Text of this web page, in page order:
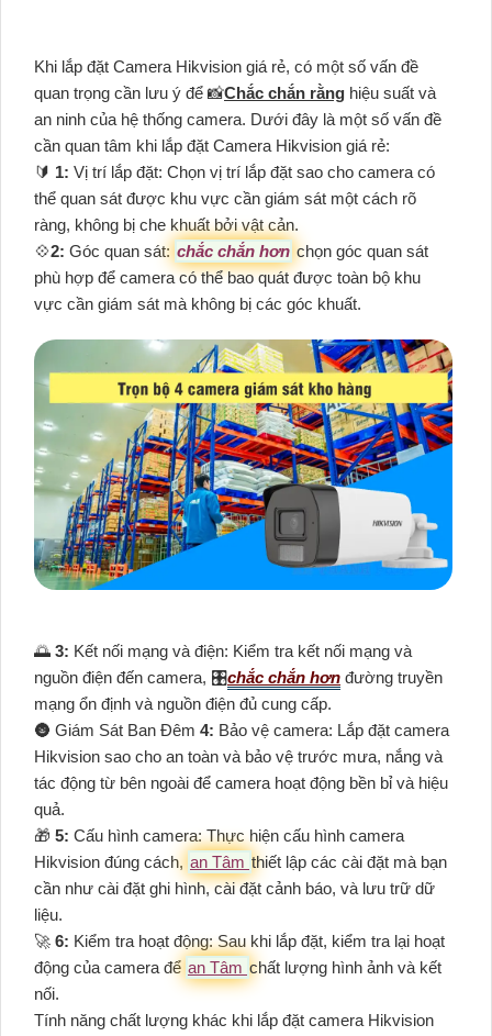
Khi lắp đặt Camera Hikvision giá rẻ, có một số vấn đề
quan trọng cần lưu ý để 📸Chắc chắn rằng hiệu suất và
an ninh của hệ thống camera. Dưới đây là một số vấn đề
cần quan tâm khi lắp đặt Camera Hikvision giá rẻ:
🔰 1: Vị trí lắp đặt: Chọn vị trí lắp đặt sao cho camera có
thể quan sát được khu vực cần giám sát một cách rõ
ràng, không bị che khuất bởi vật cản.
💠2: Góc quan sát: chắc chắn hơn chọn góc quan sát
phù hợp để camera có thể bao quát được toàn bộ khu
vực cần giám sát mà không bị các góc khuất.
🌅 3: Kết nối mạng và điện: Kiểm tra kết nối mạng và
nguồn điện đến camera, 🎛chắc chắn hơn đường truyền
mạng ổn định và nguồn điện đủ cung cấp.
🌚 Giám Sát Ban Đêm 4: Bảo vệ camera: Lắp đặt camera
Hikvision sao cho an toàn và bảo vệ trước mưa, nắng và
tác động từ bên ngoài để camera hoạt động bền bỉ và hiệu
quả.
🎁 5: Cấu hình camera: Thực hiện cấu hình camera
Hikvision đúng cách, an Tâm thiết lập các cài đặt mà bạn
cần như cài đặt ghi hình, cài đặt cảnh báo, và lưu trữ dữ
liệu.
️🚀 6: Kiểm tra hoạt động: Sau khi lắp đặt, kiểm tra lại hoạt
động của camera để an Tâm chất lượng hình ảnh và kết
nối.
Tính năng chất lượng khác khi lắp đặt camera Hikvision